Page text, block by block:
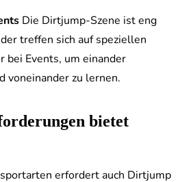
Die Dirtjump-Szene ist eng
treffen sich auf speziellen
bei Events, um einander
voneinander zu lernen.
bietet
erfordert auch Dirtjump